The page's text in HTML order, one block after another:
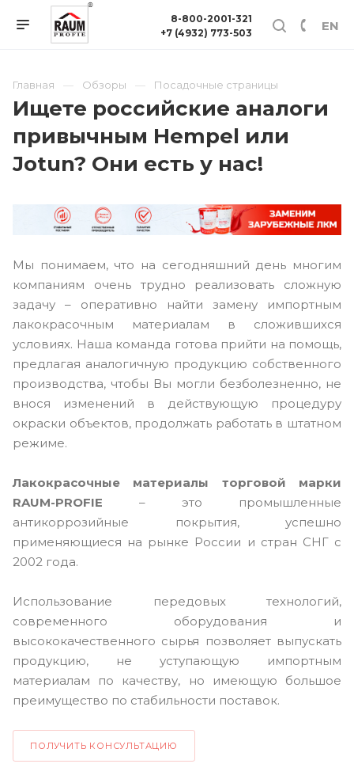
EN
8-800-2001-321
+7 (4932) 773-503
Главная Обзоры Посадочные страницы
Ищете российские аналоги
привычным Hempel или
Jotun? Они есть у нас!
Мы понимаем, что на сегодняшний день многим
компаниям очень трудно реализовать сложную
задачу – оперативно найти замену импортным
лакокрасочным материалам в сложившихся
условиях. Наша команда готова прийти на помощь,
предлагая аналогичную продукцию собственного
производства, чтобы Вы могли безболезненно, не
внося изменений в действующую процедуру
окраски объектов, продолжать работать в штатном
режиме.
Лакокрасочные материалы торговой марки
RAUM-PROFIE – это промышленные
антикоррозийные покрытия, успешно
применяющиеся на рынке России и стран СНГ с
2002 года.
Использование передовых технологий,
современного оборудования и
высококачественного сырья позволяет выпускать
продукцию, не уступающую импортным
материалам по качеству, но имеющую большое
преимущество по стабильности поставок.
ПОЛУЧИТЬ КОНСУЛЬТАЦИЮ